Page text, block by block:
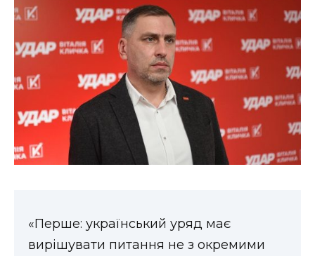
«Перше: український уряд має
вирішувати питання не з окремими